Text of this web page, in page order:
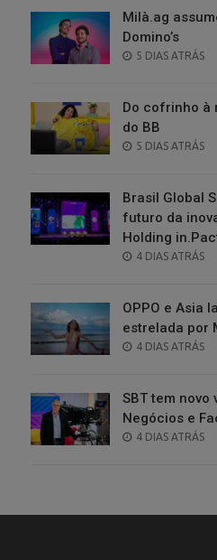
Milà.ag
Domino’s
POSTED
5 DIAS ATRÁS
Do cofrinho à
do BB
POSTED
5 DIAS ATRÁS
Brasil Global
futuro da
Holding
POSTED
4 DIAS ATRÁS
OPPO e Asia
estrelada por
POSTED
4 DIAS ATRÁS
SBT tem
Negócios e
POSTED
4 DIAS ATRÁS